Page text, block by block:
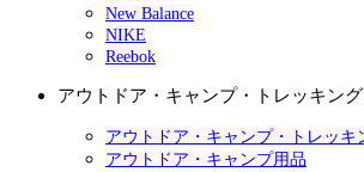
New Balance
NIKE
Reebok
アウトドア・キャンプ・トレッキング
アウトドア・キャンプ・トレッキ
アウトドア・キャンプ用品